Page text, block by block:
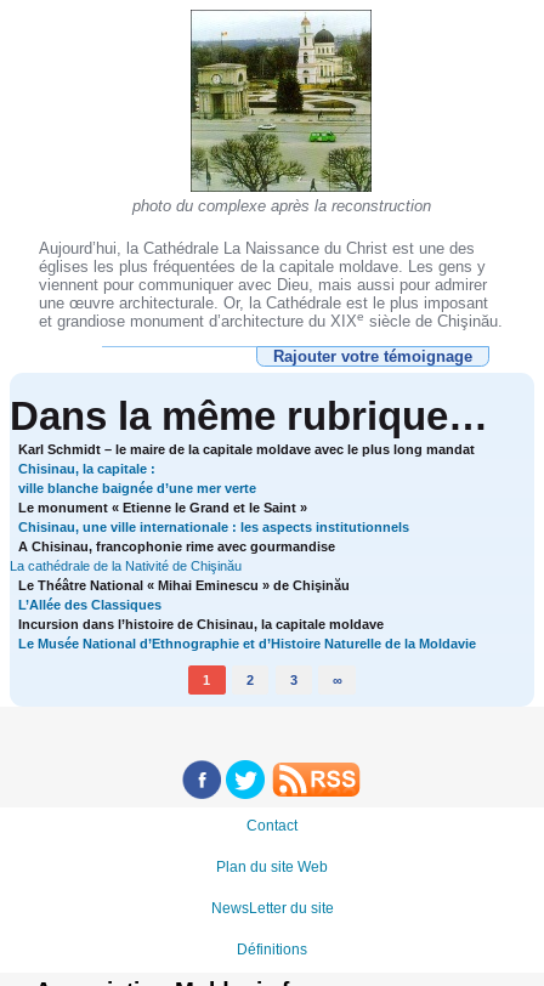
photo du complexe après la reconstruction
Aujourd’hui, la Cathédrale La Naissance du Christ est une des
églises les plus fréquentées de la capitale moldave. Les gens y
viennent pour communiquer avec Dieu, mais aussi pour admirer
une œuvre architecturale. Or, la Cathédrale est le plus imposant
et grandiose monument d’architecture du XIXe siècle de Chişinău.
Rajouter votre témoignage
Dans la même rubrique…
Karl Schmidt – le maire de la capitale moldave avec le plus long mandat
Chisinau, la capitale :
ville blanche baignée d’une mer verte
Le monument « Etienne le Grand et le Saint »
Chisinau, une ville internationale : les aspects institutionnels
A Chisinau, francophonie rime avec gourmandise
La cathédrale de la Nativité de Chişinău
Le Théâtre National « Mihai Eminescu » de Chişinău
L’Allée des Classiques
Incursion dans l’histoire de Chisinau, la capitale moldave
Le Musée National d’Ethnographie et d’Histoire Naturelle de la Moldavie
1 2 3 ∞
Contact
Plan du site Web
NewsLetter du site
Définitions